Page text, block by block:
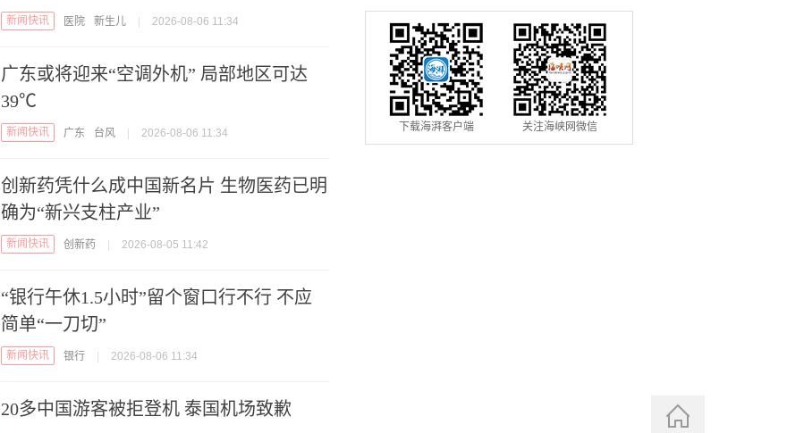
新闻快讯 医院 新生儿 2026-08-06 11:34
广东或将迎来“空调外机” 局部地区可达
39℃
新闻快讯 广东 台风 2026-08-06 11:34
创新药凭什么成中国新名片 生物医药已明
确为“新兴支柱产业”
新闻快讯 创新药 2026-08-05 11:42
“银行午休1.5小时”留个窗口行不行 不应
简单“一刀切”
新闻快讯 银行 2026-08-06 11:34
20多中国游客被拒登机 泰国机场致歉
行
下载海湃客户端 关注海峡网微信